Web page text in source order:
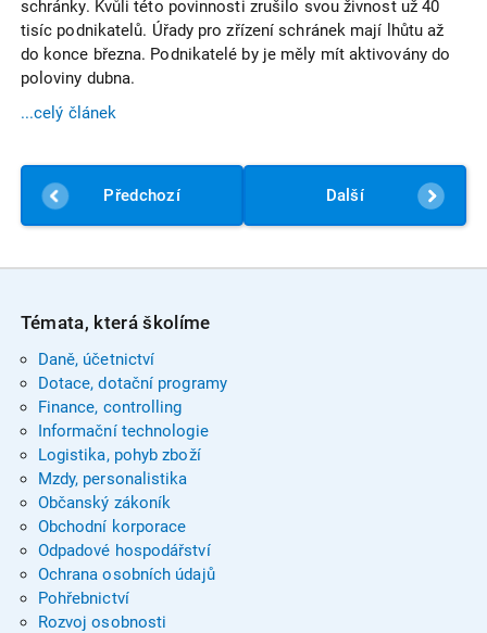
schránky. Kvůli této povinnosti zrušilo svou živnost už 40
tisíc podnikatelů. Úřady pro zřízení schránek mají lhůtu až
do konce března. Podnikatelé by je měly mít aktivovány do
poloviny dubna.
...celý článek
Předchozí Další
Témata, která školíme
Daně, účetnictví
Dotace, dotační programy
Finance, controlling
Informační technologie
Logistika, pohyb zboží
Mzdy, personalistika
Občanský zákoník
Obchodní korporace
Odpadové hospodářství
Ochrana osobních údajů
Pohřebnictví
Rozvoj osobnosti